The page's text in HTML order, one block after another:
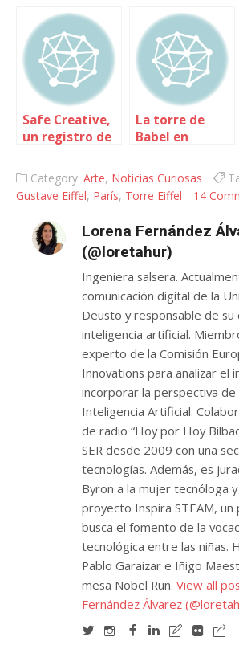
tiempo
Safe Creative,
un registro de
intelectual a
nuestra
medida
La torre de
Babel en
Category: Arte, Noticias Curiosas
Gustave Eiffel, París, Torre Eiffel 14
Lorena Fernández
(@loretahur)
Ingeniera salsera.
comunicación digital de la
Deusto y responsable de su
inteligencia artificial.
experto de la Comisión
Innovations para analizar el
incorporar la perspectiva
Inteligencia Artificial.
de radio “Hoy por Hoy
SER desde 2009 con una
tecnologías. Además, es
Byron a la mujer tecnóloga
proyecto Inspira STEAM,
busca el fomento de la
tecnológica entre las niñas.
Pablo Garaizar e Iñigo
mesa Nobel Run. View all
Fernández Álvarez